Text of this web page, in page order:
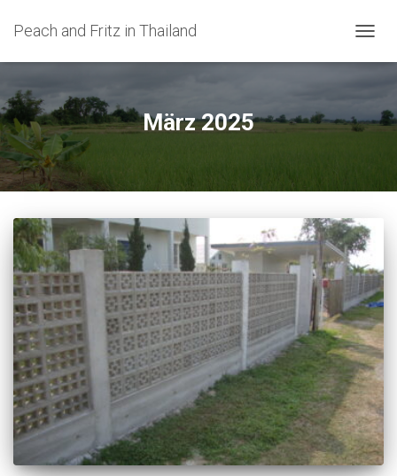
Peach and Fritz in Thailand
März 2025